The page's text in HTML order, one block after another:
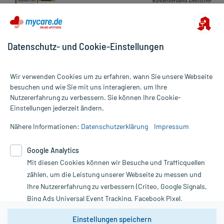
Alle Preise gelten inkl. MwSt., ggf. zzgl. Versandkosten
Informationen auf dieser Website werden ausschließlich für
die Untersuchung und Behandlung durch einen Arzt. Bitte
Therapien eingeleitet werden können. | Diese Webseite benutzt
Google Analytics. Lesen Sie bitte dazu die wichtigen Hinweise in
unserer Datenschutzerklärung. Für den Widerruf einer Bestellung
nutzen Sie das Formular:
Vertrag widerrufen
Datenschutz- und Cookie-Einstellungen
Wir verwenden Cookies um zu erfahren, wann Sie unsere Webseite
besuchen und wie Sie mit uns interagieren, um Ihre
Nutzererfahrung zu verbessern. Sie können Ihre Cookie-
Einstellungen jederzeit ändern.
Nähere Informationen: Datenschutzerklärung Impressum
Google Analytics
Mit diesen Cookies können wir Besuche und Trafficquellen
zählen, um die Leistung unserer Webseite zu messen und
Ihre Nutzererfahrung zu verbessern (Criteo, Google Signals,
Bing Ads Universal Event Tracking, Facebook Pixel,
Youtube-Social Plugin).
Einstellungen speichern